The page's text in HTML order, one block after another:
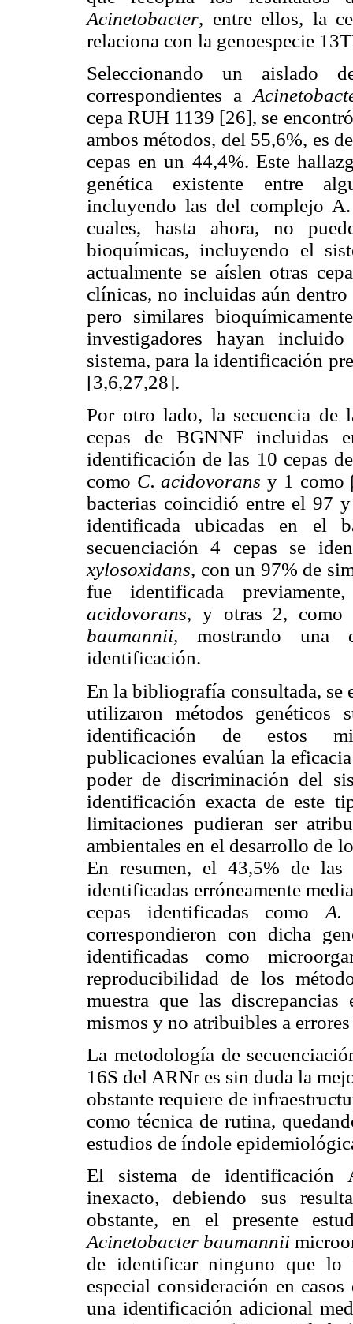
Acinetobacter, entre ellos, la
relaciona con la genoespecie
Seleccionando un aislado
correspondientes a
cepa RUH 1139 [26], se
ambos métodos, del 55,6%, es
cepas en un 44,4%. Este
genética existente entre
incluyendo las del complejo
cuales, hasta ahora, no
bioquímicas, incluyendo el
actualmente se aíslen otras
clínicas, no incluidas aún dentro
pero similares
investigadores hayan
sistema, para la identificación
[3,6,27,28].
Por otro lado, la secuencia de
cepas de BGNNF incluidas
identificación de las 10 cepas
como C. acidovorans y 1 como
bacterias coincidió entre el 97
identificada ubicadas en el
secuenciación 4 cepas se
xylosoxidans, con un 97% de
fue identificada
acidovorans, y otras 2, como
baumannii, mostrando una
identificación.
En la bibliografía consultada, se
utilizaron métodos genéticos
identificación de estos
publicaciones evalúan la
poder de discriminación del
identificación exacta de este
limitaciones pudieran ser
ambientales en el desarrollo de
En resumen, el 43,5% de las
identificadas erróneamente
cepas identificadas como A.
correspondieron con dicha
identificadas como
reproducibilidad de los
muestra que las
mismos y no atribuibles a
La metodología de
16S del ARNr es sin duda la
obstante requiere de
como técnica de rutina,
estudios de índole
El sistema de identificación
inexacto, debiendo sus
obstante, en el presente
Acinetobacter baumannii
de identificar ninguno que lo
especial consideración en
una identificación adicional